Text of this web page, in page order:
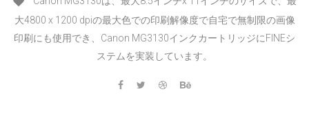
大4800 x 1200 dpiの最大色での印刷解像度で自宅で無制限の画像
印刷にも使用でき、Canon MG3130インクカートリッジにFINEシ
ステムを実装しています。